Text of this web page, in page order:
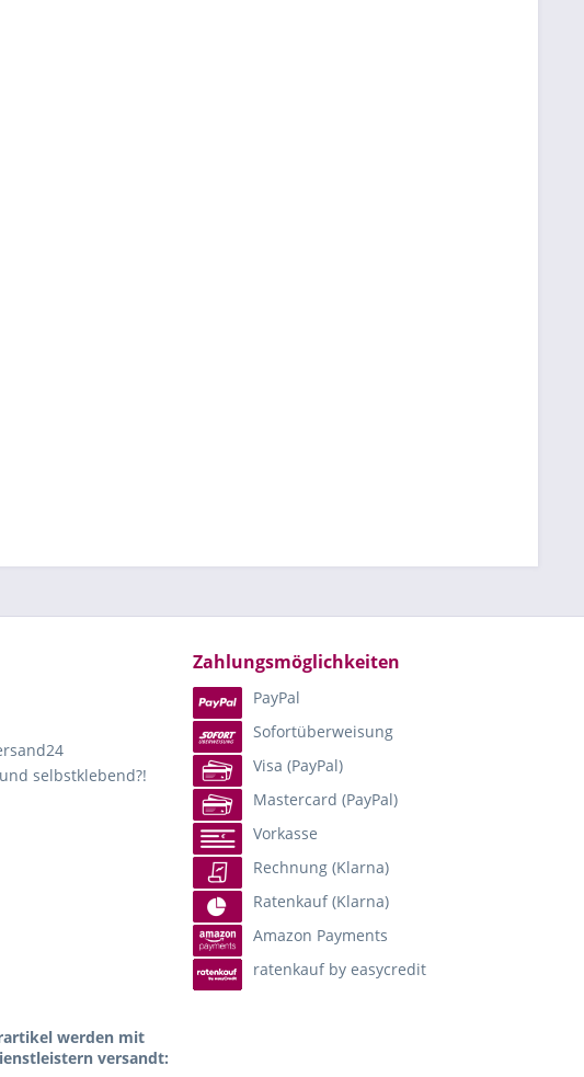
selbstklebend?!
werden mit
versandt:
Zahlungsmöglichkeiten
PayPal
Sofortüberweisung
Visa (PayPal)
Mastercard (PayPal)
Vorkasse
Rechnung (Klarna)
Ratenkauf (Klarna)
Amazon Payments
ratenkauf by easycredit